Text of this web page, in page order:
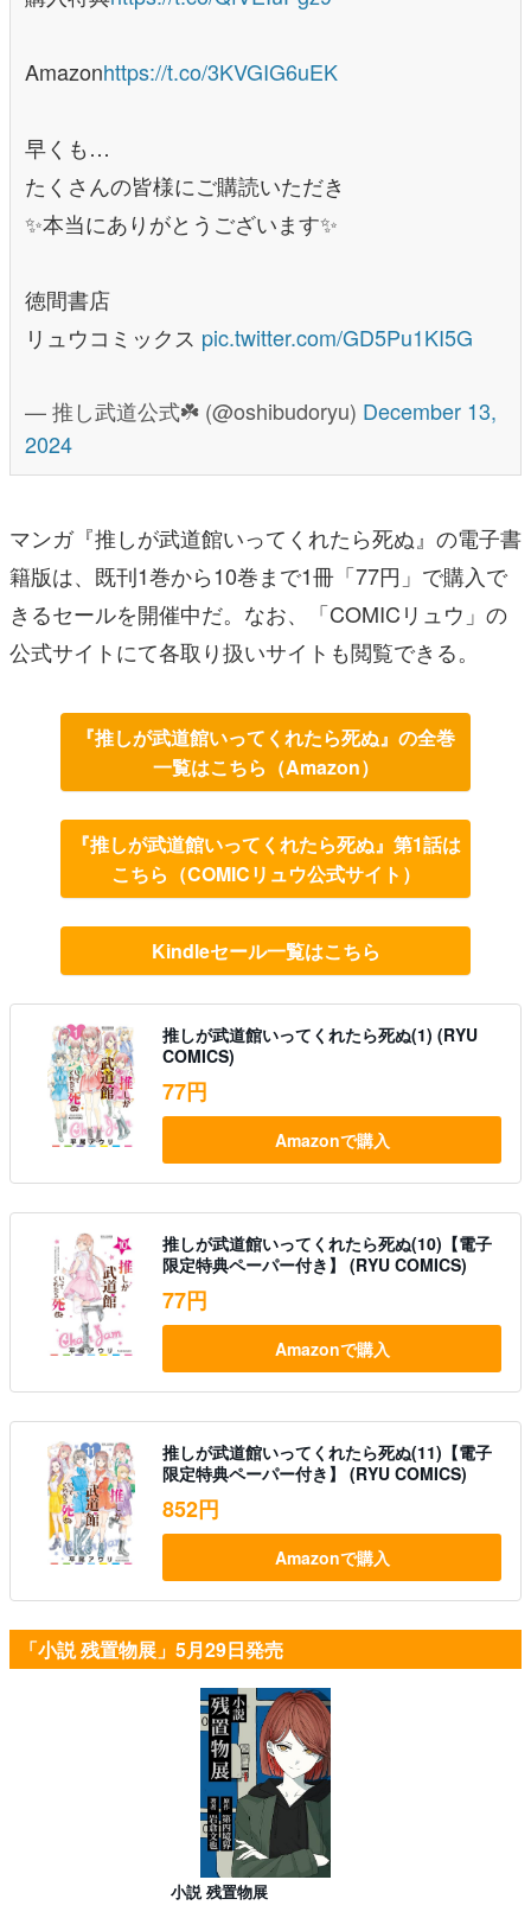
Amazonhttps://t.co/3KVGIG6uEK
早くも…
たくさんの皆様にご購読いただき
✨本当にありがとうございます✨
徳間書店
リュウコミックス pic.twitter.com/GD5Pu1KI5G
— 推し武道公式☘️ (@oshibudoryu) December 13,
2024
マンガ『推しが武道館いってくれたら死ぬ』の電子書
籍版は、既刊1巻から10巻まで1冊「77円」で購入で
きるセールを開催中だ。なお、「COMICリュウ」の
公式サイトにて各取り扱いサイトも閲覧できる。
『推しが武道館いってくれたら死ぬ』の全巻
一覧はこちら（Amazon）
『推しが武道館いってくれたら死ぬ』第1話は
こちら（COMICリュウ公式サイト）
Kindleセール一覧はこちら
推しが武道館いってくれたら死ぬ(1) (RYU
COMICS)
77円
Amazonで購入
推しが武道館いってくれたら死ぬ(10)【電子
限定特典ペーパー付き】 (RYU COMICS)
77円
Amazonで購入
推しが武道館いってくれたら死ぬ(11)【電子
限定特典ペーパー付き】 (RYU COMICS)
852円
Amazonで購入
「小説 残置物展」5月29日発売
小説 残置物展